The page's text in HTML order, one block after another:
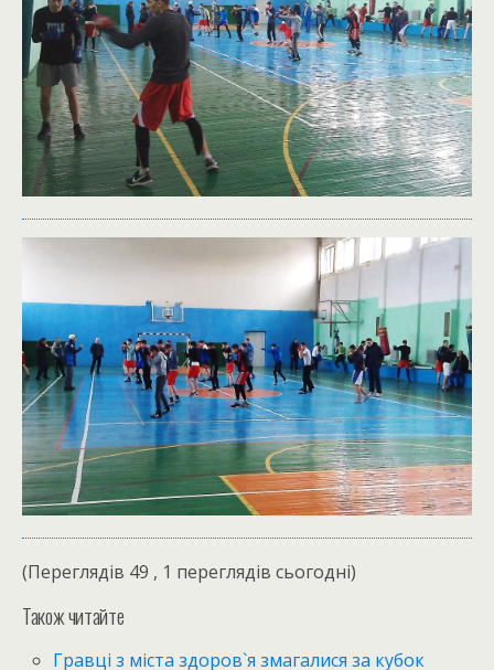
(Переглядів 49 , 1 переглядів сьогодні)
Також читайте
Гравці з міста здоров`я змагалися за кубок